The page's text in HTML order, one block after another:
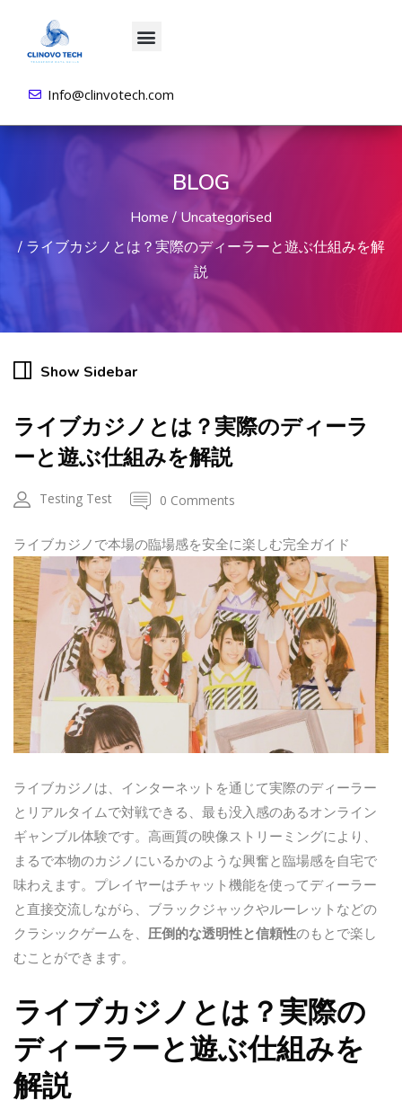
Info@clinvotech.com
BLOG
Home
Uncategorised
ライブカジノとは？実際のディーラーと遊ぶ仕組みを解
説
Show Sidebar
ライブカジノとは？実際のディーラ
ーと遊ぶ仕組みを解説
Testing Test 0 Comments
ライブカジノで本場の臨場感を安全に楽しむ完全ガイド
ライブカジノは、インターネットを通じて実際のディーラー
とリアルタイムで対戦できる、最も没入感のあるオンライン
ギャンブル体験です。高画質の映像ストリーミングにより、
まるで本物のカジノにいるかのような興奮と臨場感を自宅で
味わえます。プレイヤーはチャット機能を使ってディーラー
と直接交流しながら、ブラックジャックやルーレットなどの
クラシックゲームを、 圧倒的な透明性と信頼性のもとで楽し
むことができます。
ライブカジノとは？実際の
ディーラーと遊ぶ仕組みを
解説